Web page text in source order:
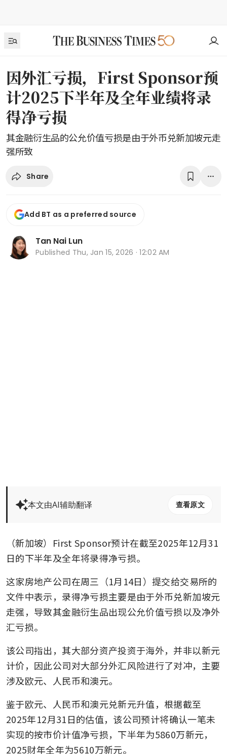
因外汇亏损，First Sponsor预
计2025下半年及全年业绩将录
得净亏损
其金融衍生品的公允价值亏损是由于外币兑新加坡元走
强所致
Share
Add BT as a preferred source
Tan Nai Lun
Published Thu, Jan 15, 2026 · 12:02 AM
本文由AI辅助翻译 查看原文
（新加坡）First Sponsor预计在截至2025年12月31
日的下半年及全年将录得净亏损。
这家房地产公司在周三（1月14日）提交给交易所的
文件中表示，录得净亏损主要是由于外币兑新加坡元
走强，导致其金融衍生品出现公允价值亏损以及净外
汇亏损。
该公司指出，其大部分资产投资于海外，并非以新元
计价，因此公司对大部分外汇风险进行了对冲，主要
涉及欧元、人民币和澳元。
鉴于欧元、人民币和澳元兑新元升值，根据截至
2025年12月31日的估值，该公司预计将确认一笔未
实现的按市价计值净亏损，下半年为5860万新元，
2025财年全年为5610万新元。